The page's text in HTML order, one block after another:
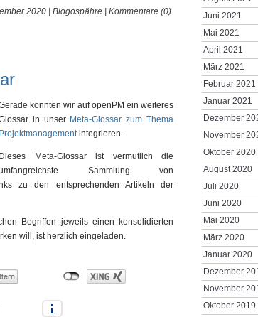
2020 | Blogospähre Kommentare (0)
konnten wir auf openPM ein weiteres
in unser Meta-Glossar zum Thema
Projektmanagementintegrieren.
Dieses Meta-Glossar ist vermutlich die
Sammlung von
zu den entsprechenden Artikeln der
Begriffen jeweils einen konsolidierten
will, ist herzlich eingeladen.
Juni 2021
Mai 2021
April 2021
März 2021
Februar 2021
Januar 2021
Dezember
November
Oktober 2020
August 2020
Juli 2020
Juni 2020
Mai 2020
März 2020
Januar 2020
Dezember
November
Oktober 2019